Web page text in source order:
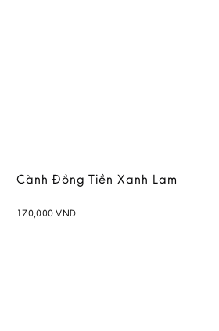
Cành Đồng Tiền Xanh Lam
170,000VND